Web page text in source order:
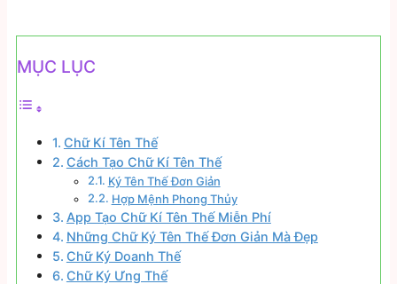
MỤC LỤC
Chữ Kí Tên Thế
Cách Tạo Chữ Kí Tên Thế
Ký Tên Thế Đơn Giản
Hợp Mệnh Phong Thủy
App Tạo Chữ Kí Tên Thế Miễn Phí
Những Chữ Ký Tên Thế Đơn Giản Mà Đẹp
Chữ Ký Doanh Thế
Chữ Ký Ưng Thế